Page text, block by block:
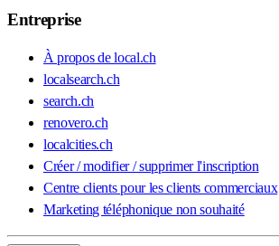
Entreprise
À propos de local.ch
localsearch.ch
search.ch
renovero.ch
localcities.ch
Créer / modifier / supprimer l'inscription
Centre clients pour les clients commerciaux
Marketing téléphonique non souhaité